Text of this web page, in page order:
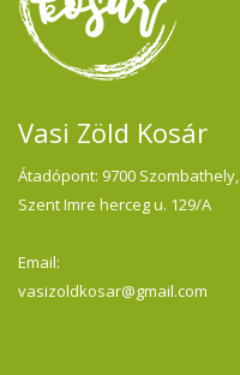
Vasi Zöld Kosár
Átadópont: 9700 Szombathely,
Szent Imre herceg u. 129/A
Email:
vasizoldkosar@gmail.com